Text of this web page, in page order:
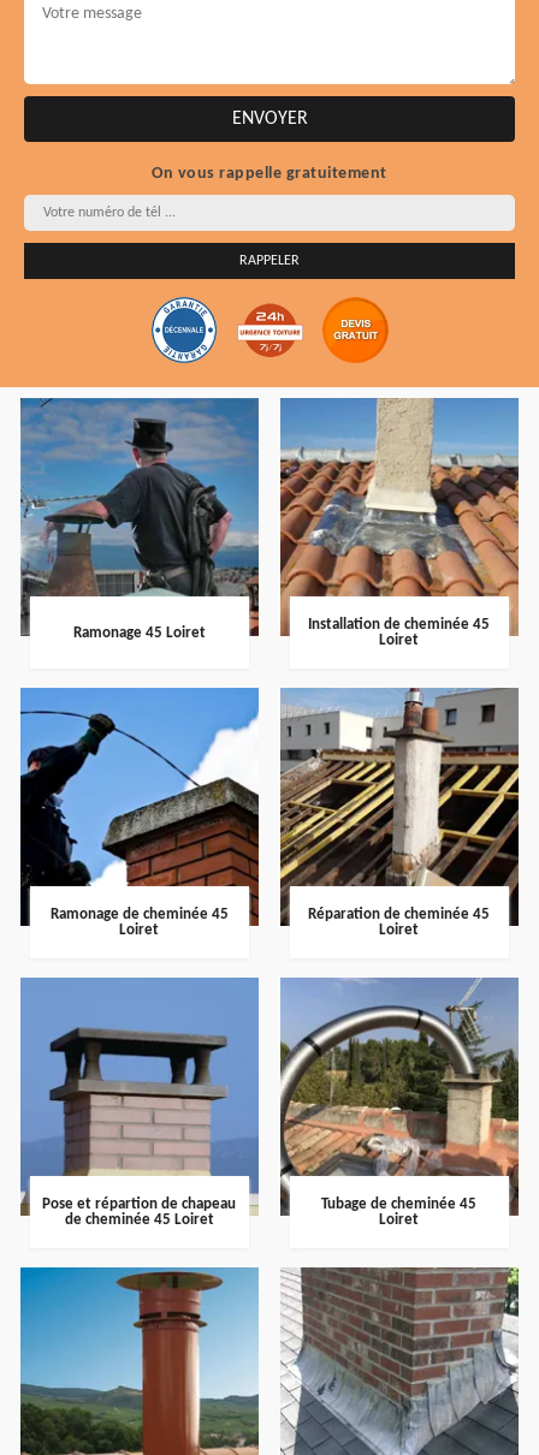
On vous rappelle gratuitement
Ramonage 45 Loiret
Installation de cheminée 45
Loiret
Ramonage de cheminée 45
Loiret
Réparation de cheminée 45
Loiret
Pose et répartion de chapeau
de cheminée 45 Loiret
Tubage de cheminée 45
Loiret